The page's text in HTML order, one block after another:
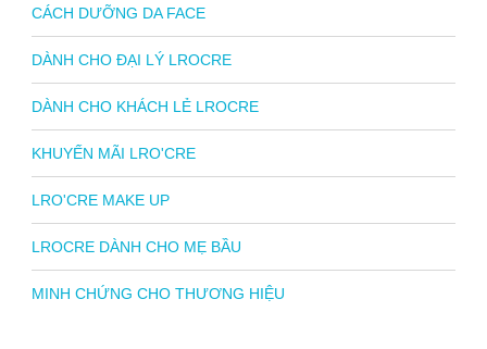
CÁCH DƯỠNG DA FACE
DÀNH CHO ĐẠI LÝ LROCRE
DÀNH CHO KHÁCH LẺ LROCRE
KHUYẾN MÃI LRO'CRE
LRO'CRE MAKE UP
LROCRE DÀNH CHO MẸ BẦU
MINH CHỨNG CHO THƯƠNG HIỆU